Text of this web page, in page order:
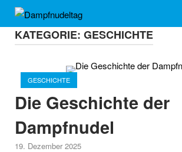
Skip
content
Home
KATEGORIE: GESCHICHTE
GESCHICHTE
Open post
Die Geschichte der
Dampfnudel
19. Dezember 2025